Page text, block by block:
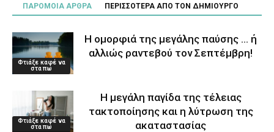
ΠΑΡΟΜΟΙΑ ΑΡΘΡΑ ΠΕΡΙΣΣΟΤΕΡΑ ΑΠΟ ΤΟΝ ΔΗΜΙΟΥΡΓΟ
Φτιάξε καφέ να
στα πω
Η ομορφιά της μεγάλης παύσης … ή
αλλιώς ραντεβού τον Σεπτέμβρη!
Φτιάξε καφέ να
στα πω
Η μεγάλη παγίδα της τέλειας
τακτοποίησης και η λύτρωση της
ακαταστασίας